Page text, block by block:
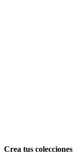
Crea tus colecciones